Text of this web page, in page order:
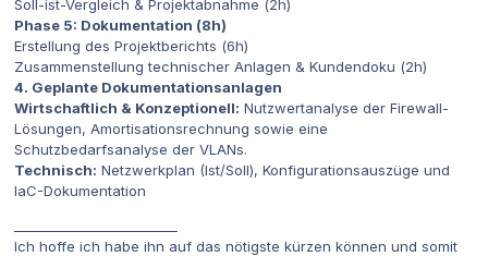
Soll-ist-Vergleich & Projektabnahme (2h)
Phase 5: Dokumentation (8h)
Erstellung des Projektberichts (6h)
Zusammenstellung technischer Anlagen & Kundendoku (2h)
4. Geplante Dokumentationsanlagen
Wirtschaftlich & Konzeptionell: Nutzwertanalyse der Firewall-
Lösungen, Amortisationsrechnung sowie eine
Schutzbedarfsanalyse der VLANs.
Technisch: Netzwerkplan (Ist/Soll), Konfigurationsauszüge und
IaC-Dokumentation
Ich hoffe ich habe ihn auf das nötigste kürzen können und somit